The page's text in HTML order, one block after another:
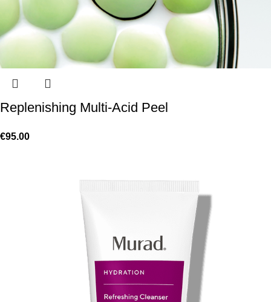
Replenishing Multi-Acid Peel
€95.00